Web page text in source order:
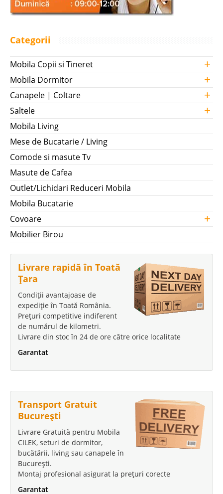
Categorii
Mobila Copii si Tineret +
Mobila Dormitor +
Canapele | Coltare +
Saltele +
Mobila Living
Mese de Bucatarie / Living
Comode si masute Tv
Masute de Cafea
Outlet/Lichidari Reduceri Mobila
Mobila Bucatarie
Covoare
+
Mobilier Birou
Livrare rapidă în Toată
Țara
Condiții avantajoase de
expediție în Toată România.
Prețuri competitive indiferent
de numărul de kilometri.
Livrare din stoc în 24 de ore către orice localitate
Garantat
Transport Gratuit
București
Livrare Gratuită pentru Mobila
CILEK, seturi de dormitor,
bucătării, living sau canapele în
București.
Montaj profesional asigurat la prețuri corecte
Garantat